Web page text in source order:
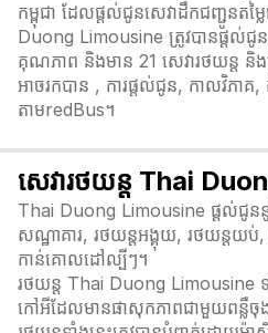
កម្ពុជា ដែលផ្តល់ជូនសេវាដឹកជញ្ជូនតម្
Duong Limousine ត្រូវបានផ្តល់ជូន
គុណភាព និងមាន 21 សេវារថយន្ត
អាចរកបាន , ការផ្តល់ជូន, កាលវិភាគ,
តាមredBus។
សេវារថយន្ត Thai
Thai Duong Limousine ផ្តល់ជូន
សណ្ឋាគារ, រថយន្តអង្គុយ, រថយន្តយប់
កាន់គោលដៅល្បីៗ។
រថយន្ត Thai Duong Limousine
កៅអីដែលមានផាសុកភាពជាមួយពន្លឺចុង